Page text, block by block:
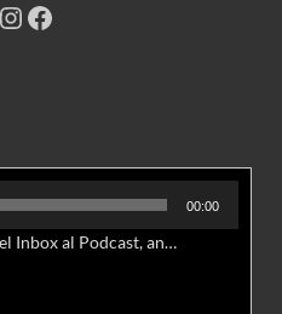
00:00
En este primer episodio de Del Inbox al Podcast, analizamos junto al abogado Jonathan Brown las nuevas conductas delictivas cibernéticas y la necesidad de hacer modificaciones al Código Penal.